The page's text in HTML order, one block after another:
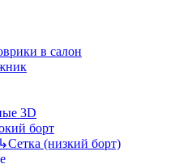
в салон
3D
борт
↳Сетка (низкий борт)